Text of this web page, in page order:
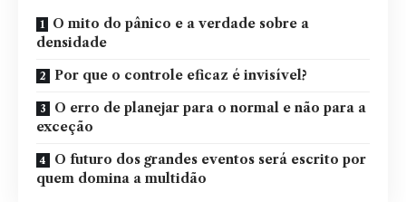
O mito do pânico e a verdade sobre a
densidade
Por que o controle eficaz é invisível?
O erro de planejar para o normal e não para a
exceção
O futuro dos grandes eventos será escrito por
quem domina a multidão